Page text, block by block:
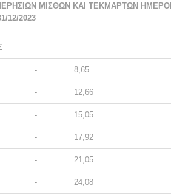
ΜΙΣΘΩΝ ΚΑΙ ΤΕΚΜΑΡΤΩΝ
12/2023
- 8,65
- 12,66
- 15,05
- 17,92
- 21,05
- 24,08